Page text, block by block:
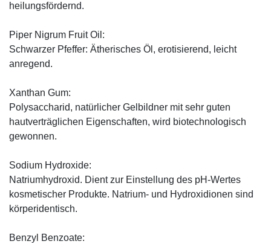
heilungsfördernd.
Piper Nigrum Fruit Oil:
Schwarzer Pfeffer: Ätherisches Öl, erotisierend, leicht
anregend.
Xanthan Gum:
Polysaccharid, natürlicher Gelbildner mit sehr guten
hautverträglichen Eigenschaften, wird biotechnologisch
gewonnen.
Sodium Hydroxide:
Natriumhydroxid. Dient zur Einstellung des pH-Wertes
kosmetischer Produkte. Natrium- und Hydroxidionen sind
körperidentisch.
Benzyl Benzoate: